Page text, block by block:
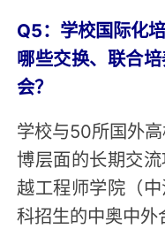
Q5：学校国际化
哪些交换、联合
会？
学校与50所国外
博层面的长期交
越工程师学院（
科招生的中奥中外